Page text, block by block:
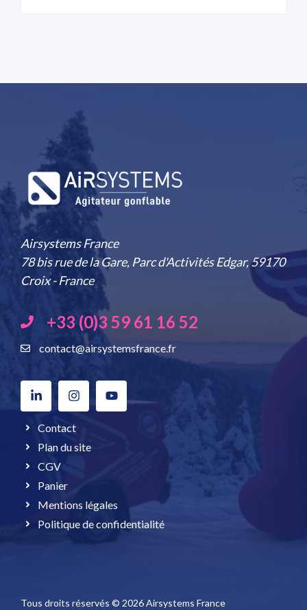
Airsystems France
78 bis rue de la Gare, Parc d'Activités Edgar, 59170
Croix - France
+33 (0)3 59 61 16 52
contact@airsystemsfrance.fr
Contact
Plan du site
CGV
Panier
Mentions légales
Politique de confidentialité
Tous droits réservés © 2026 Airsystems France